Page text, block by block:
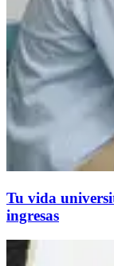
Tu vida
ingresas